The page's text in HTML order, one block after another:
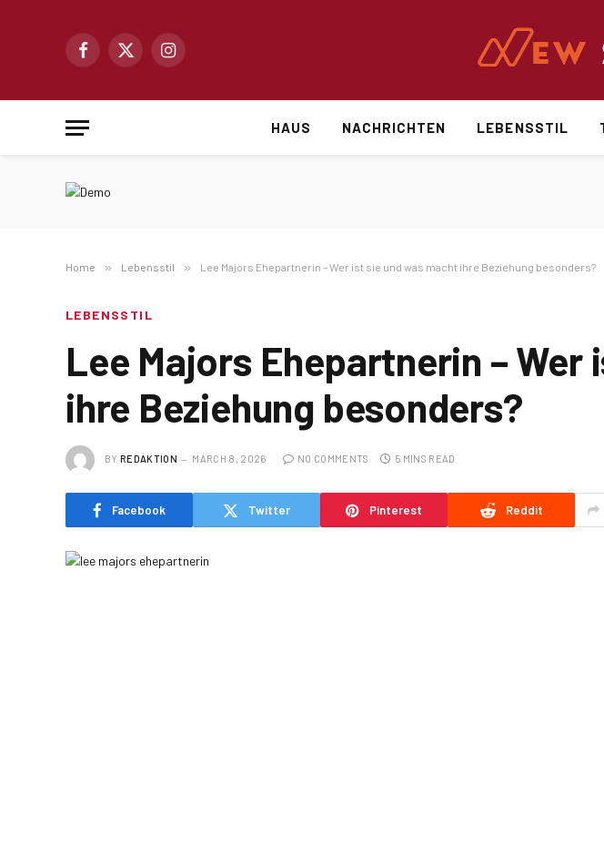
Facebook
X
Instagram
HAUS NACHRICHTEN LEBENSSTIL
Home » Lebensstil » Lee Majors Ehepartnerin – Wer ist sie und was macht ihre Beziehung besonders?
LEBENSSTIL
Lee Majors Ehepartnerin –
ihre Beziehung besonders?
BY REDAKTION MARCH 8, 2026 NO COMMENTS 5 MINS READ
Facebook Twitter Pinterest Reddit